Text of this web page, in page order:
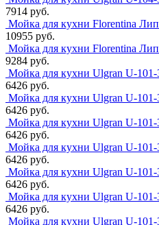
7914 руб.
Мойка для кухни Florentina
10955 руб.
Мойка для кухни Florentina
9284 руб.
Мойка для кухни Ulgran U-101-
6426 руб.
Мойка для кухни Ulgran U-101-
6426 руб.
Мойка для кухни Ulgran U-101-
6426 руб.
Мойка для кухни Ulgran U-101-
6426 руб.
Мойка для кухни Ulgran U-101-
6426 руб.
Мойка для кухни Ulgran U-101-
6426 руб.
Мойка для кухни Ulgran U-101-